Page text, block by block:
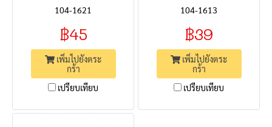
104-1621
฿45
เพิ่มไปยังตระ
กร้า
เปรียบเทียบ
104-1613
฿39
เพิ่มไปยังตระ
กร้า
เปรียบเทียบ